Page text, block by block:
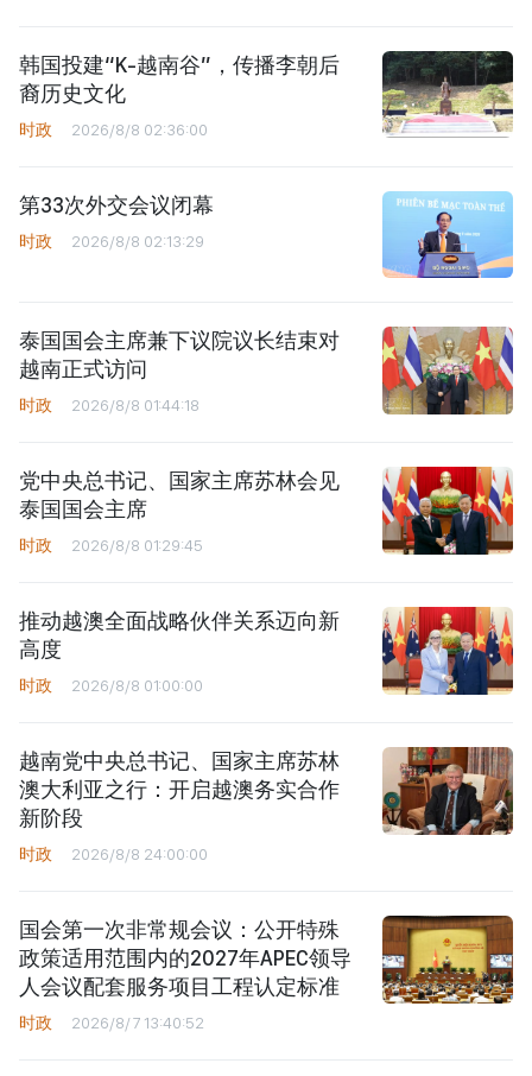
韩国投建“K-越南谷”，传播李朝后
裔历史文化
时政 2026/8/8 02:36:00
第33次外交会议闭幕
时政 2026/8/8 02:13:29
泰国国会主席兼下议院议长结束对
越南正式访问
时政 2026/8/8 01:44:18
党中央总书记、国家主席苏林会见
泰国国会主席
时政 2026/8/8 01:29:45
推动越澳全面战略伙伴关系迈向新
高度
时政 2026/8/8 01:00:00
越南党中央总书记、国家主席苏林
澳大利亚之行：开启越澳务实合作
新阶段
时政 2026/8/8 24:00:00
国会第一次非常规会议：公开特殊
政策适用范围内的2027年APEC领导
人会议配套服务项目工程认定标准
时政 2026/8/7 13:40:52